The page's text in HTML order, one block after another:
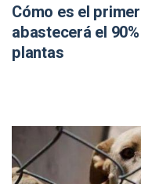
Cómo es el
abastecerá el
plantas